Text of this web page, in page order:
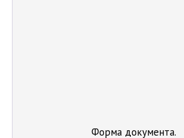
Форма документа.